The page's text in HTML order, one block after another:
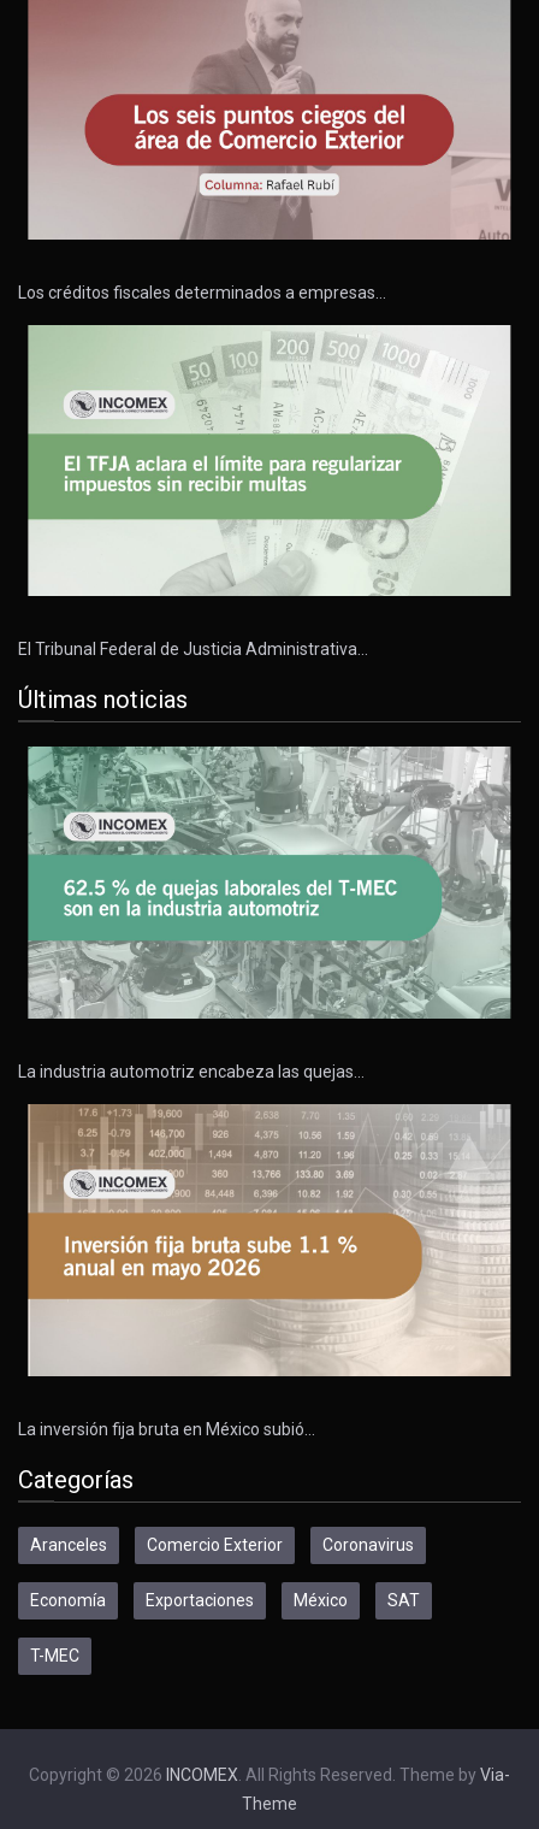
Los créditos fiscales determinados a empresas…
El Tribunal Federal de Justicia Administrativa…
Últimas noticias
La industria automotriz encabeza las quejas…
La inversión fija bruta en México subió…
Categorías
Aranceles Comercio Exterior Coronavirus
Economía Exportaciones México SAT
T-MEC
Copyright © 2026 INCOMEX . All Rights Reserved. Theme by Via-
Theme